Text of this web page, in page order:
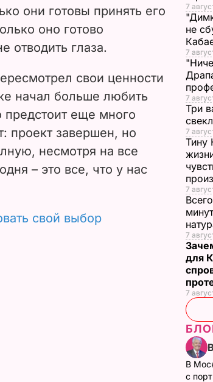
они готовы принять его
оно готово
отводить глаза.
свои ценности
начал больше любить
еще много
проект завершен, но
несмотря на все
– это все, что у нас
свой выбор
7
не
7
7
Три
7
Тину
7
7
для
7
В
с